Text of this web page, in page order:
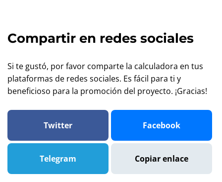
Compartir en redes sociales
Si te gustó, por favor comparte la calculadora en tus
plataformas de redes sociales. Es fácil para ti y
beneficioso para la promoción del proyecto. ¡Gracias!
Twitter Facebook
Telegram Copiar enlace